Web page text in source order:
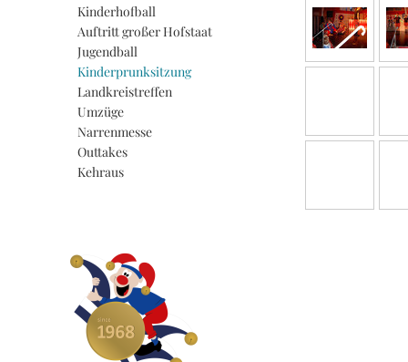
Kinderhofball
Auftritt großer Hofstaat
Jugendball
Kinderprunksitzung
Landkreistreffen
Umzüge
Narrenmesse
Outtakes
Kehraus